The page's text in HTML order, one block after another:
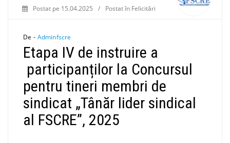
Postat pe 15.04.2025 / Postat în Felicitări
De - Adminfscre
Etapa IV de instruire a
participanților la Concursul
pentru tineri membri de
sindicat „Tânăr lider sindical
al FSCRE”, 2025